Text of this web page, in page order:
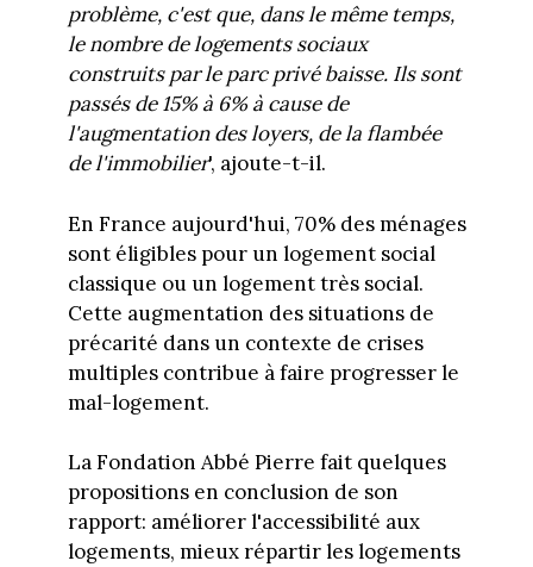
problème, c'est que, dans le même temps,
le nombre de logements sociaux
construits par le parc privé baisse. Ils sont
passés de 15% à 6% à cause de
l'augmentation des loyers, de la flambée
de l'immobilier', ajoute-t-il.
En France aujourd'hui, 70% des ménages
sont éligibles pour un logement social
classique ou un logement très social.
Cette augmentation des situations de
précarité dans un contexte de crises
multiples contribue à faire progresser le
mal-logement.
La Fondation Abbé Pierre fait quelques
propositions en conclusion de son
rapport: améliorer l'accessibilité aux
logements, mieux répartir les logements